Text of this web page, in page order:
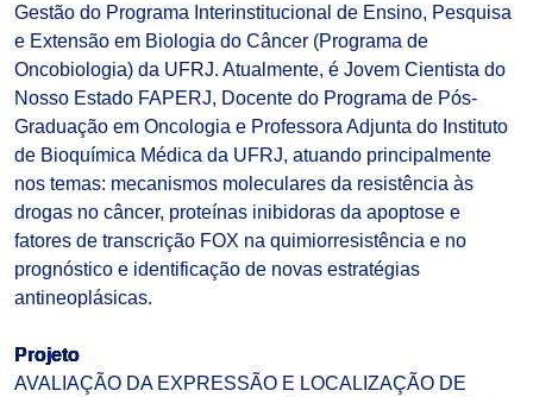
Gestão do Programa Interinstitucional de Ensino, Pesquisa
e Extensão em Biologia do Câncer (Programa de
Oncobiologia) da UFRJ. Atualmente, é Jovem Cientista do
Nosso Estado FAPERJ, Docente do Programa de Pós-
Graduação em Oncologia e Professora Adjunta do Instituto
de Bioquímica Médica da UFRJ, atuando principalmente
nos temas: mecanismos moleculares da resistência às
drogas no câncer, proteínas inibidoras da apoptose e
fatores de transcrição FOX na quimiorresistência e no
prognóstico e identificação de novas estratégias
antineoplásicas.
Projeto
AVALIAÇÃO DA EXPRESSÃO E LOCALIZAÇÃO DE